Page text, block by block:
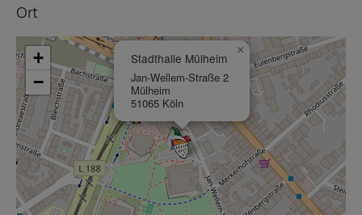
Ort
Stadthalle Mülheim
Jan-Wellem-Straße 2
Mülheim
51065 Köln
×
+
−